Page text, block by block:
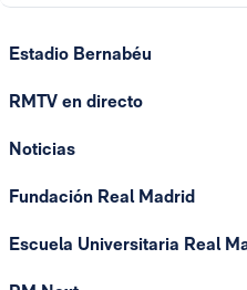
Estadio Bernabéu
RMTV en directo
Noticias
Fundación Real Madrid
Escuela Universitaria Real